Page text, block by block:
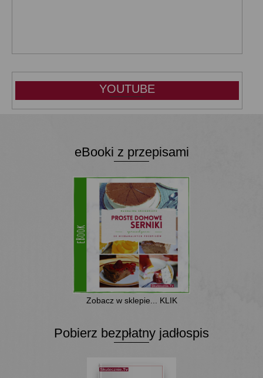
YOUTUBE
eBooki z przepisami
Zobacz w sklepie... KLIK
Pobierz bezpłatny jadłospis